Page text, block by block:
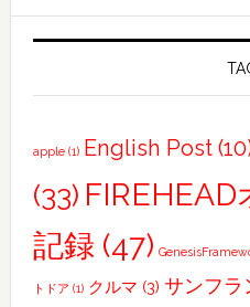
ラ
修
近
apple(1) English Post
(33)
記録 (47)
トドア (1) クルマ (3) サンフラ